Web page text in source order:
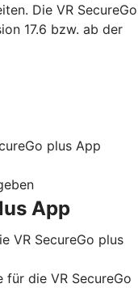
Die VR SecureGo
17.6 bzw. ab der
plus App
App
VR SecureGo plus
die VR SecureGo